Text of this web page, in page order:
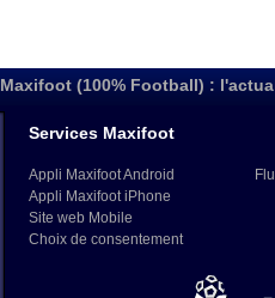
Maxifoot (100% Football) :
Services Maxifoot
Appli Maxifoot Android
Appli Maxifoot iPhone
Site web Mobile
Choix de consentement